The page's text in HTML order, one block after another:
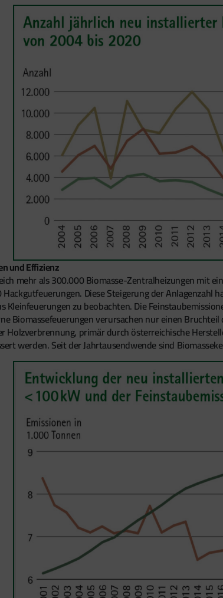
und Effizienz
mehr als 300.000 Biomasse-Zentralheizungen mit
Diese Steigerung der
Kleinfeuerungen zu beobachten. Die
Biomassefeuerungen verursachen nur einen
Holzverbrennung, primär durch österreichische
werden. Seit der Jahrtausendwende sind